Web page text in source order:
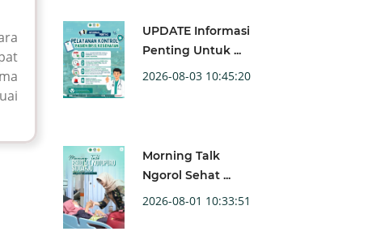
UPDATE Informasi
Penting Untuk ...
2026-08-03 10:45:20
Morning Talk
Ngorol Sehat ...
2026-08-01 10:33:51